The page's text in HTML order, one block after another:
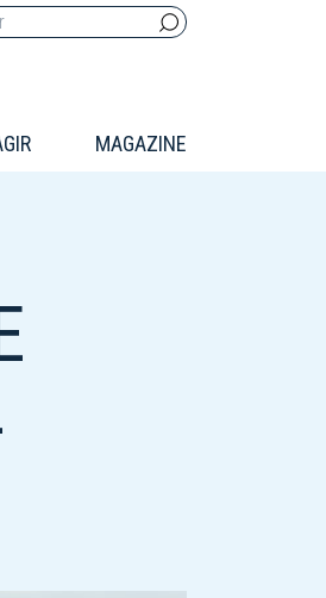
MAGAZINE